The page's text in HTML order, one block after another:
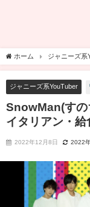
ホーム ジャニーズ系
画！イタリアン・給食から
ジャニーズ系YouTuber
SnowMan(すの
イタリアン・給
2022年12月8日 2022